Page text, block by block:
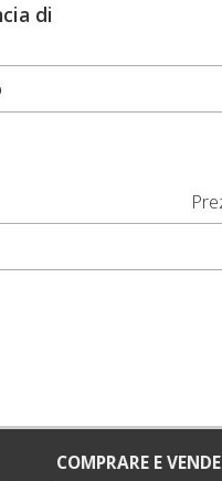
di
COMPRARE E